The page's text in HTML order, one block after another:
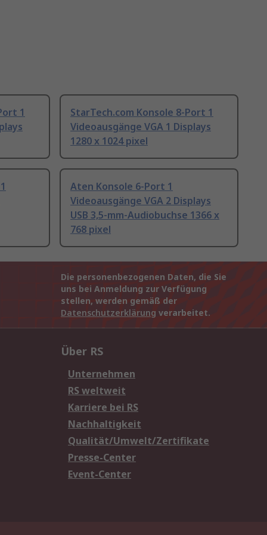
1
StarTech.com Konsole 8-Port 1
Videoausgänge VGA 1 Displays
1280 x 1024 pixel
Aten Konsole 6-Port 1
Videoausgänge VGA 2 Displays
USB 3,5-mm-Audiobuchse 1366 x
768 pixel
Die personenbezogenen Daten, die Sie
uns bei Anmeldung zur Verfügung
stellen, werden gemäß der
Datenschutzerklärung verarbeitet.
Über RS
Unternehmen
RS weltweit
Karriere bei RS
Nachhaltigkeit
Qualität/Umwelt/Zertifikate
Presse-Center
Event-Center